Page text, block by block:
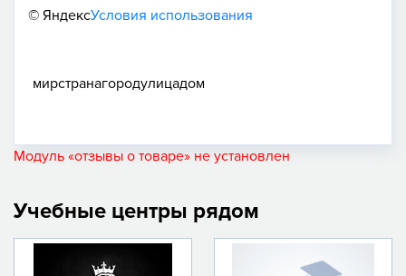
© ЯндексУсловия использования
мирстранагородулицадом
Модуль «отзывы о товаре» не установлен
Учебные центры рядом